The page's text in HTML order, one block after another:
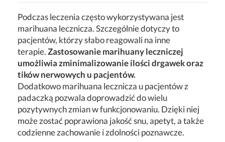
Podczas leczenia często wykorzystywana jest
marihuana lecznicza.Szczególnie dotyczy to
pacjentów, którzy słabo reagowali na inne
terapie.Zastosowanie marihuany leczniczej
umożliwia zminimalizowanie ilości drgawek oraz
tików nerwowych u pacjentów.
Dodatkowo marihuana lecznicza u pacjentów z
padaczką pozwala doprowadzić do wielu
pozytywnych zmian w funkcjonowaniu. Dzięki niej
może zostać poprawiona jakość snu, apetyt, a także
codzienne zachowanie i zdolności poznawcze.